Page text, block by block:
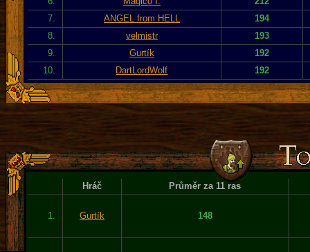
7.
ANGEL from HELL
194
8.
velmistr
193
9.
Gurtík
192
10.
DartLordWolf 192
Hráč Průměr za 11 ras
1. Gurtík 148